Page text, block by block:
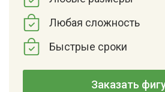
Любая сложность
Быстрые сроки
Заказать